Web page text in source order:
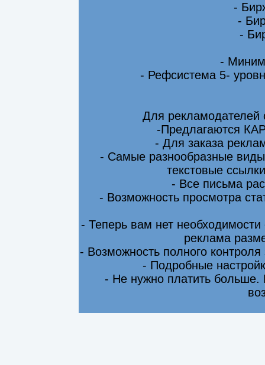
-
-
-
-
- Рефсистема 5-
Для
-Предлагаются
- Для заказа
- Самые разнообразные
текстовые
- Все письма
- Возможность просмотра
- Теперь вам нет
реклама
- Возможность полного
- Подробные
- Не нужно платить больше.